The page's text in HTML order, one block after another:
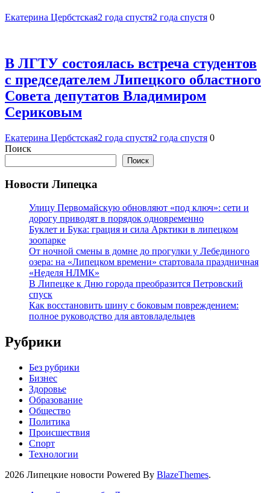
Екатерина Цербстская2 года спустя2 года спустя 0
В ЛГТУ состоялась встреча студентов
с председателем Липецкого областного
Совета депутатов Владимиром
Сериковым
Екатерина Цербстская2 года спустя2 года спустя 0
Поиск
Поиск
Новости Липецка
Улицу Первомайскую обновляют «под ключ»: сети и
дорогу приводят в порядок одновременно
Буклет и Бука: грация и сила Арктики в липецком
зоопарке
От ночной смены в домне до прогулки у Лебединого
озера: на «Липецком времени» стартовала праздничная
«Неделя НЛМК»
В Липецке к Дню города преобразится Петровский
спуск
Как восстановить шину с боковым повреждением:
полное руководство для автовладельцев
Рубрики
Без рубрики
Бизнес
Здоровье
Образование
Общество
Политика
Происшествия
Спорт
Технологии
2026 Липецкие новости Powered By BlazeThemes.